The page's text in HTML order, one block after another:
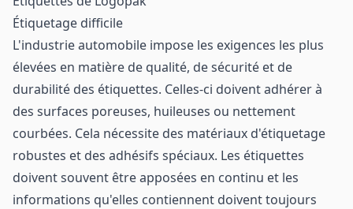
Étiquetage difficile
L'industrie automobile impose les exigences les plus
élevées en matière de qualité, de sécurité et de
durabilité des étiquettes. Celles-ci doivent adhérer à
des surfaces poreuses, huileuses ou nettement
courbées. Cela nécessite des matériaux d'étiquetage
robustes et des adhésifs spéciaux. Les étiquettes
doivent souvent être apposées en continu et les
informations qu'elles contiennent doivent toujours